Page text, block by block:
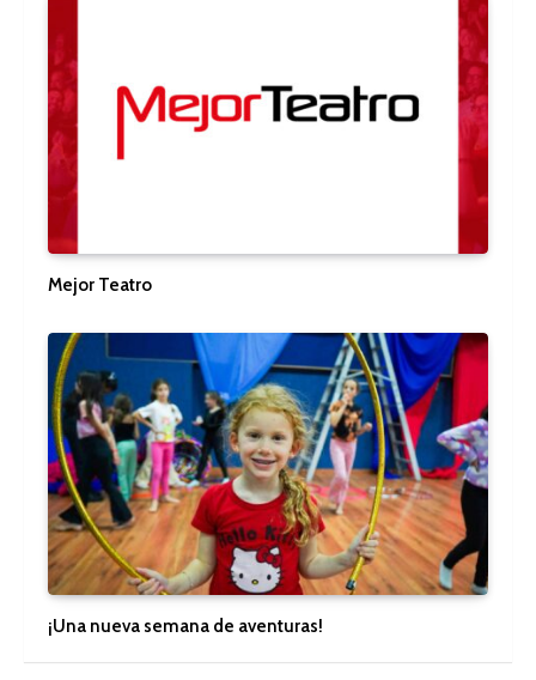
Mejor Teatro
¡Una nueva semana de aventuras!